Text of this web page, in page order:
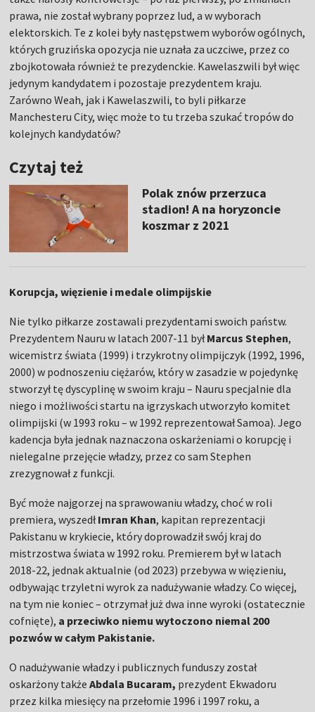
prawa, nie został wybrany poprzez lud, a w wyborach
elektorskich. Te z kolei były następstwem wyborów ogólnych,
których gruzińska opozycja nie uznała za uczciwe, przez co
zbojkotowała również te prezydenckie. Kawelaszwili był więc
jedynym kandydatem i pozostaje prezydentem kraju.
Zarówno Weah, jak i Kawelaszwili, to byli piłkarze
Manchesteru City, więc może to tu trzeba szukać tropów do
kolejnych kandydatów?
Czytaj też
Polak znów przerzuca
stadion! A na horyzoncie
koszmar z 2021
Korupcja, więzienie i medale olimpijskie
Nie tylko piłkarze zostawali prezydentami swoich państw.
Prezydentem Nauru w latach 2007-11 byłMarcus Stephen,
wicemistrz świata (1999) i trzykrotny olimpijczyk (1992, 1996,
2000) w podnoszeniu ciężarów, który w zasadzie w pojedynkę
stworzył tę dyscyplinę w swoim kraju – Nauru specjalnie dla
niego i możliwości startu na igrzyskach utworzyło komitet
olimpijski (w 1993 roku – w 1992 reprezentował Samoa). Jego
kadencja była jednak naznaczona oskarżeniami o korupcję i
nielegalne przejęcie władzy, przez co sam Stephen
zrezygnował z funkcji.
Być może najgorzej na sprawowaniu władzy, choć w roli
premiera, wyszedłImran Khan, kapitan reprezentacji
Pakistanu w krykiecie, który doprowadził swój kraj do
mistrzostwa świata w 1992 roku. Premierem był w latach
2018-22, jednak aktualnie (od 2023) przebywa w więzieniu,
odbywając trzyletni wyrok za nadużywanie władzy. Co więcej,
na tym nie koniec – otrzymał już dwa inne wyroki (ostatecznie
cofnięte), a przeciwko niemu wytoczono niemal 200
pozwów w całym Pakistanie.
O nadużywanie władzy i publicznych funduszy został
oskarżony takżeAbdala Bucaram, prezydent Ekwadoru
przez kilka miesięcy na przełomie 1996 i 1997 roku, a